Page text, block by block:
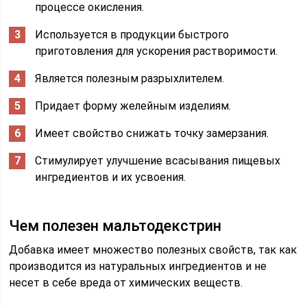
процессе окисления.
Используется в продукции быстрого
приготовления для ускорения растворимости.
Является полезным разрыхлителем.
Придает форму желейным изделиям.
Имеет свойство снижать точку замерзания.
Стимулирует улучшение всасывания пищевых
ингредиентов и их усвоения.
Чем полезен мальтодекстрин
Добавка имеет множество полезных свойств, так как
производится из натуральных ингредиентов и не
несет в себе вреда от химических веществ.